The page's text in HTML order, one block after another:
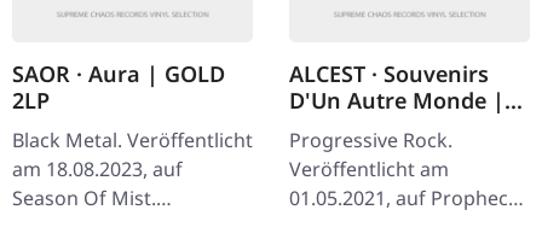
SAOR · Aura | GOLD
2LP
Black Metal. Veröffentlicht
am 18.08.2023, auf
Season Of Mist.
Goldfarbenes Doppel-
ALCEST · Souvenirs
D'Un Autre Monde |
BLACK LP
Progressive Rock.
Veröffentlicht am
01.05.2021, auf Prophecy
Productions. Schwarzes